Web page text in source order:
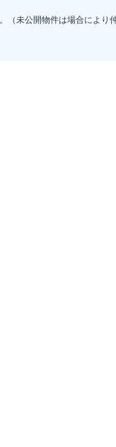
（未公開物件は場合により